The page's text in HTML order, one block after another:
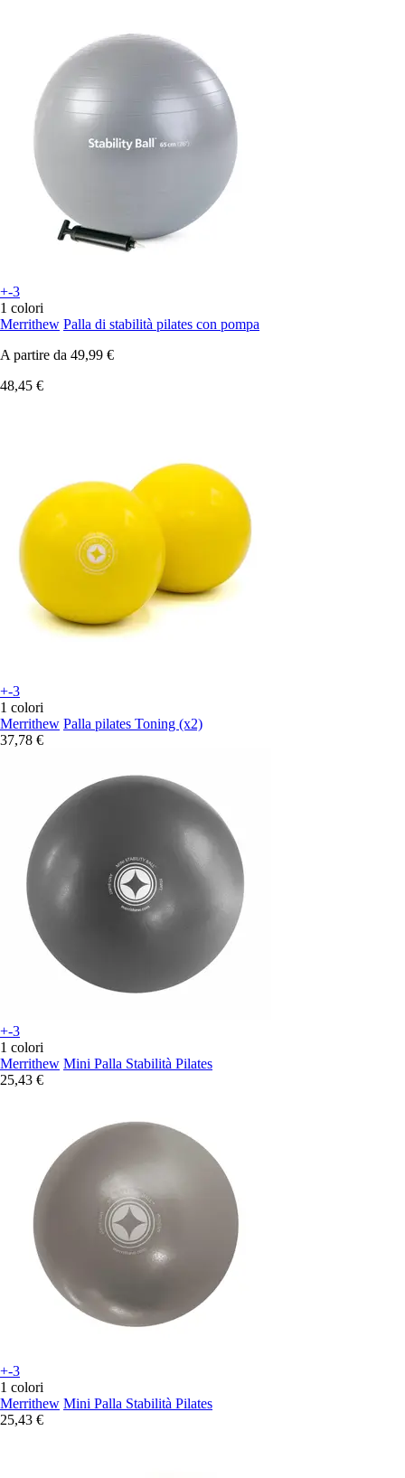
+-3
1 colori
Merrithew Palla di stabilità pilates con pompa
A partire da 49,99 €
48,45 €
+-3
1 colori
Merrithew Palla pilates Toning (x2)
37,78 €
+-3
1 colori
Merrithew Mini Palla Stabilità Pilates
25,43 €
+-3
1 colori
Merrithew Mini Palla Stabilità Pilates
25,43 €